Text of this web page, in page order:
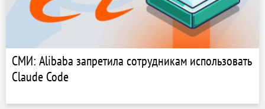
СМИ: Alibaba запретила сотрудникам использовать
Claude Code